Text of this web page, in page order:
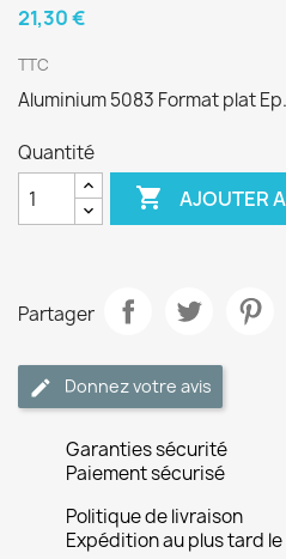
21,30 €
TTC
Aluminium 5083 Format plat
Quantité
 AJOUTER
Partager
Donnez votre avis
Garanties sécurité
Paiement sécurisé
Politique de livraison
Expédition au plus tard